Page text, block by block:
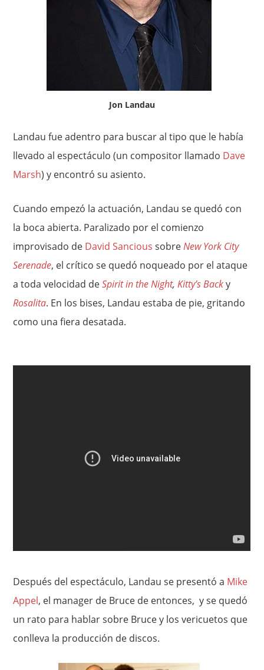
Jon Landau
Landau fue adentro para buscar al tipo que le había
llevado al espectáculo (un compositor llamado Dave
Marsh) y encontró su asiento.
Cuando empezó la actuación, Landau se quedó con
la boca abierta. Paralizado por el comienzo
improvisado de David Sancious sobreNew York City
Serenade, el crítico se quedó noqueado por el ataque
a toda velocidad deSpirit in the Night,Kitty’s Backy
Rosalita. En los bises, Landau estaba de pie, gritando
como una fiera desatada.
Después del espectáculo, Landau se presentó a Mike
Appel, el manager de Bruce de entonces, y se quedó
un rato para hablar sobre Bruce y los vericuetos que
conlleva la producción de discos.